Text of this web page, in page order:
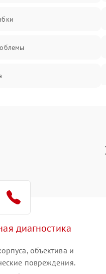
диагностика
объектива и
повреждения.